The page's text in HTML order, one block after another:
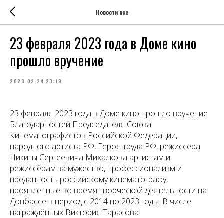
Новости все
23 февраля 2023 года в Доме кино
прошло вручение
2023-02-24 23:19
23 февраля 2023 года в Доме кино прошло вручение
Благодарностей Председателя Союза
Кинематографистов Российской Федерации,
народного артиста РФ, Героя труда РФ, режиссера
Никиты Сергеевича Михалкова артистам и
режиссёрам за мужество, профессионализм и
преданность российскому кинематографу,
проявленные во время творческой деятельности на
Донбассе в период с 2014 по 2023 годы. В числе
награждённых Виктория Тарасова.